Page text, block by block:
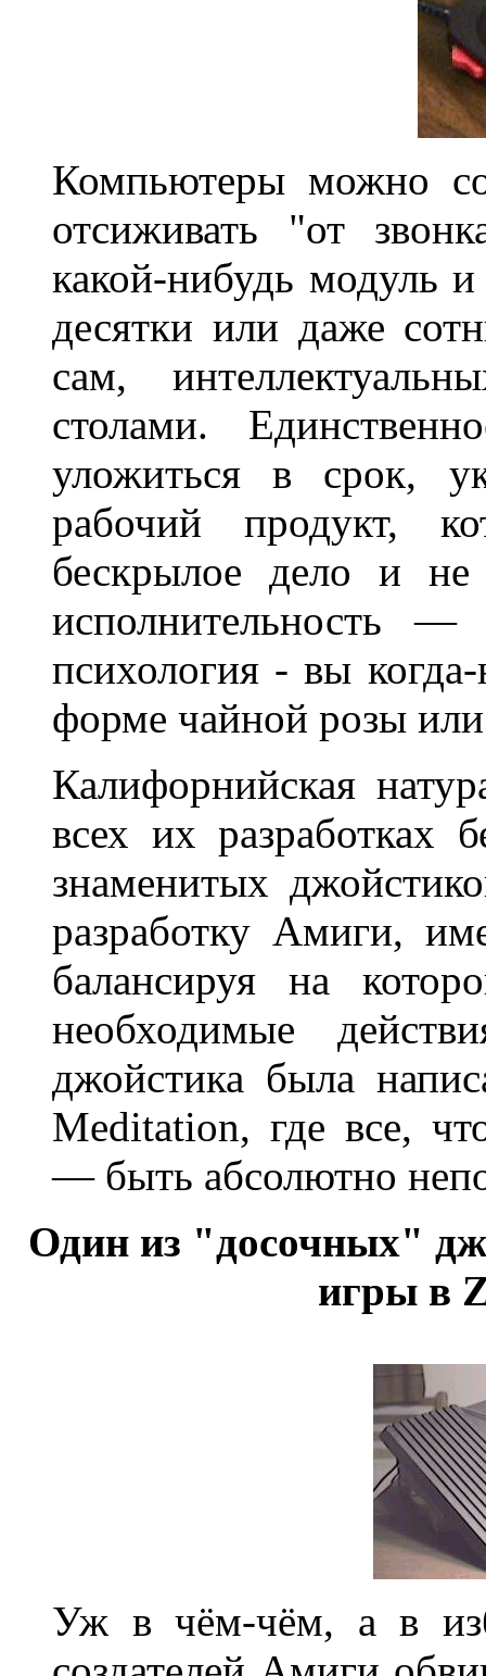
Компьютеры можно
отсиживать "от
какой-нибудь модуль
десятки или даже
сам,
столами.
уложиться в срок,
рабочий продукт,
бескрылое дело и
исполнительность —
психология - вы
форме чайной розы
Калифорнийская
всех их разработках
знаменитых
разработку Амиги,
балансируя на
необходимые
джойстика была
Meditation, где все,
— быть абсолютно
Один из "досочных"
игры в
Уж в чём-чём, а в